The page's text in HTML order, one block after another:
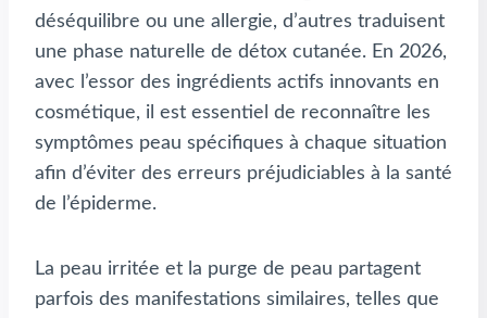
déséquilibre ou une allergie, d’autres traduisent
une phase naturelle de détox cutanée. En 2026,
avec l’essor des ingrédients actifs innovants en
cosmétique, il est essentiel de reconnaître les
symptômes peau spécifiques à chaque situation
afin d’éviter des erreurs préjudiciables à la santé
de l’épiderme.
La peau irritée et la purge de peau partagent
parfois des manifestations similaires, telles que